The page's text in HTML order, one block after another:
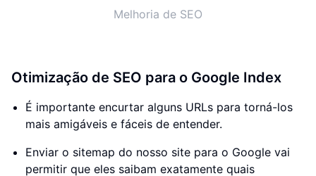
Melhoria de SEO
Otimização de SEO para o Google Index
É importante encurtar alguns URLs para torná-los
mais amigáveis e fáceis de entender.
Enviar o sitemap do nosso site para o Google vai
permitir que eles saibam exatamente quais